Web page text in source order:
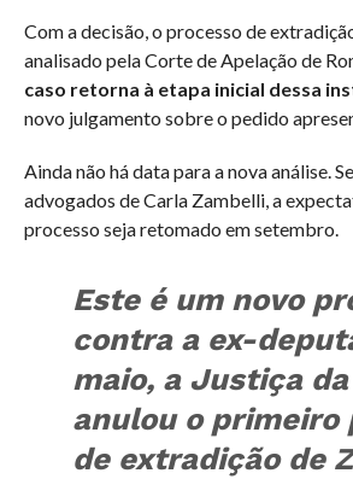
Com a decisão, o processo de
analisado pela Corte de Apelação de
caso retorna à etapa inicial dessa
novo julgamento sobre o pedido
Ainda não há data para a nova análise.
advogados de Carla Zambelli, a
processo seja retomado em setembro.
Este é um novo
contra a ex-
maio, a Justiça
anulou o primeiro
de extradição de